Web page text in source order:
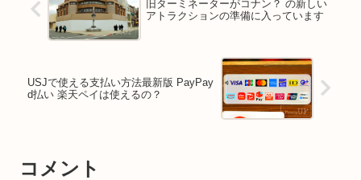
旧ターミネーターがコナン？ の新しい
アトラクションの準備に入っています
USJで使える支払い方法最新版 PayPay
d払い 楽天ペイは使えるの？
コメント